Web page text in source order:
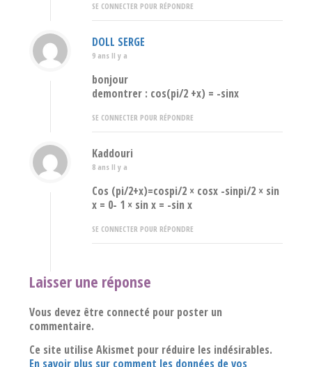
SE CONNECTER POUR RÉPONDRE
DOLL SERGE
9 ans Il y a
bonjour
demontrer : cos(pi/2 +x) = -sinx
SE CONNECTER POUR RÉPONDRE
Kaddouri
8 ans Il y a
Cos (pi/2+x)=cospi/2 × cosx -sinpi/2 × sin
x = 0- 1 × sin x = -sin x
SE CONNECTER POUR RÉPONDRE
Laisser une réponse
Vous devez être connecté pour poster un
commentaire.
Ce site utilise Akismet pour réduire les indésirables.
En savoir plus sur comment les données de vos